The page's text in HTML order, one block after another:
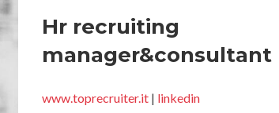
Hr recruiting
manager&consultant
www.toprecruiter.it | linkedin